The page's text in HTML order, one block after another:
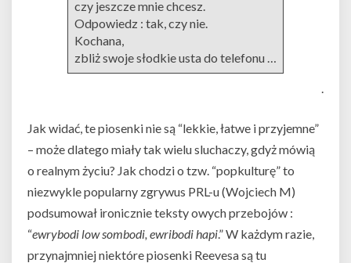
czy jeszcze mnie chcesz.
Odpowiedz : tak, czy nie.
Kochana,
zbliż swoje słodkie usta do telefonu …
.
Jak widać, te piosenki nie są “lekkie, łatwe i przyjemne”
– może dlatego miały tak wielu sluchaczy, gdyż mówią
o realnym życiu? Jak chodzi o tzw. “popkulturę” to
niezwykle popularny zgrywus PRL-u (Wojciech M)
podsumował ironicznie teksty owych przebojów :
“ewrybodi low sombodi, ewribodi hapi.” W każdym razie,
przynajmniej niektóre piosenki Reevesa są tu